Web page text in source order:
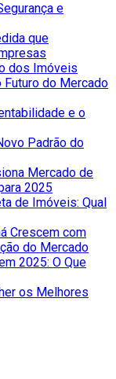
e
que
dos Imóveis
Futuro do Mercado
e o
Padrão do
Mercado de
2025
de Imóveis: Qual
Crescem com
do Mercado
2025: O Que
os Melhores